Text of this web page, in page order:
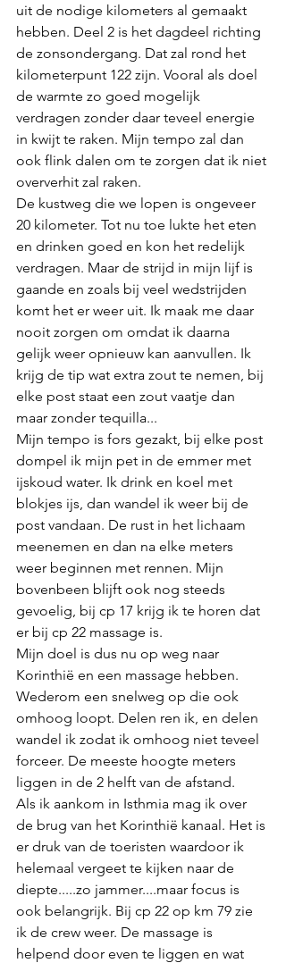
uit de nodige kilometers al gemaakt
hebben. Deel 2 is het dagdeel richting
de zonsondergang. Dat zal rond het
kilometerpunt 122 zijn. Vooral als doel
de warmte zo goed mogelijk
verdragen zonder daar teveel energie
in kwijt te raken. Mijn tempo zal dan
ook flink dalen om te zorgen dat ik niet
oververhit zal raken.
De kustweg die we lopen is ongeveer
20 kilometer. Tot nu toe lukte het eten
en drinken goed en kon het redelijk
verdragen. Maar de strijd in mijn lijf is
gaande en zoals bij veel wedstrijden
komt het er weer uit. Ik maak me daar
nooit zorgen om omdat ik daarna
gelijk weer opnieuw kan aanvullen. Ik
krijg de tip wat extra zout te nemen, bij
elke post staat een zout vaatje dan
maar zonder tequilla...
Mijn tempo is fors gezakt, bij elke post
dompel ik mijn pet in de emmer met
ijskoud water. Ik drink en koel met
blokjes ijs, dan wandel ik weer bij de
post vandaan. De rust in het lichaam
meenemen en dan na elke meters
weer beginnen met rennen. Mijn
bovenbeen blijft ook nog steeds
gevoelig, bij cp 17 krijg ik te horen dat
er bij cp 22 massage is.
Mijn doel is dus nu op weg naar
Korinthië en een massage hebben.
Wederom een snelweg op die ook
omhoog loopt. Delen ren ik, en delen
wandel ik zodat ik omhoog niet teveel
forceer. De meeste hoogte meters
liggen in de 2 helft van de afstand.
Als ik aankom in Isthmia mag ik over
de brug van het Korinthië kanaal. Het is
er druk van de toeristen waardoor ik
helemaal vergeet te kijken naar de
diepte.....zo jammer....maar focus is
ook belangrijk. Bij cp 22 op km 79 zie
ik de crew weer. De massage is
helpend door even te liggen en wat